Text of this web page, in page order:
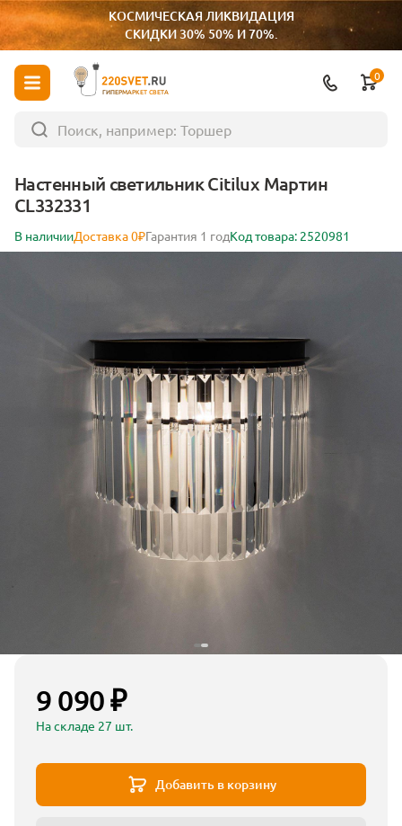
КОСМИЧЕСКАЯ ЛИКВИДАЦИЯ
СКИДКИ 30% 50% И 70%.
ГИПЕРМАРКЕТ СВЕТА
0
Настенный светильник Citilux Мартин
CL332331
В наличииДоставка 0₽Гарантия 1 годКод товара: 2520981
9 090 ₽
На складе 27 шт.
Добавить в корзину